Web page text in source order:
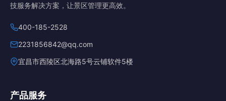
技服务解决方案，让景区管理更高效。
400-185-2528
2231856842@qq.com
宜昌市西陵区北海路5号云铺软件5楼
产品服务